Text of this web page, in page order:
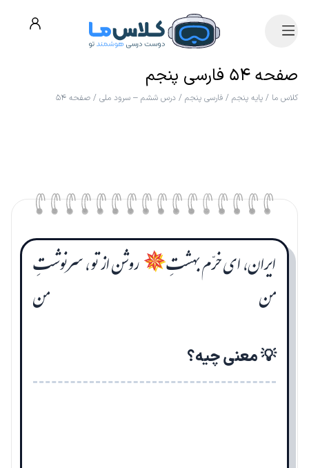
صفحه ۵۴ فارسی پنجم
کلاس ما / پایه پنجم / فارسی پنجم / درس ششم – سرود ملی / صفحه ۵۴
ایران، ای خرّم بهشتِ
من
✵روشن از تو، سرنوشتِ
من
💡 معنی چیه؟